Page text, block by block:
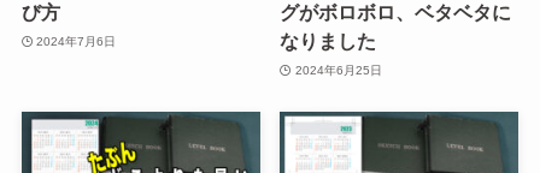
び方
2024年7月6日
グがボロボロ、ベタベタに
なりました
2024年6月25日